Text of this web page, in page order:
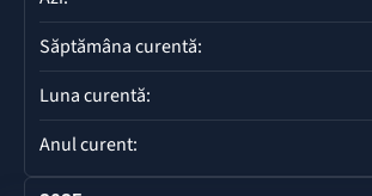
Săptămâna curentă:
Luna curentă:
Anul curent: